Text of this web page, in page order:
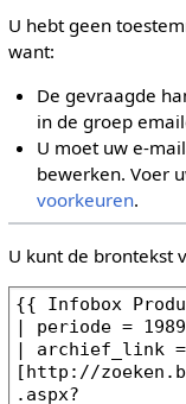
U hebt geen
want:
De gevraagde
in de groep
U moet uw e-
bewerken. Voer
voorkeuren.
U kunt de brontekst